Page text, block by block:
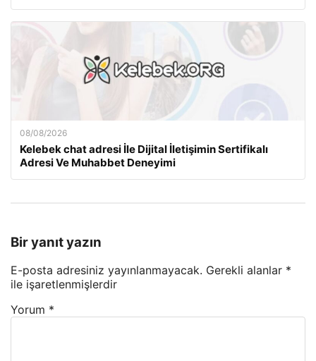
08/08/2026
Kelebek chat adresi İle Dijital İletişimin Sertifikalı
Adresi Ve Muhabbet Deneyimi
Bir yanıt yazın
E-posta adresiniz yayınlanmayacak. Gerekli alanlar *
ile işaretlenmişlerdir
Yorum *